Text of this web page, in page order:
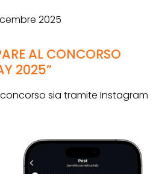
2025
AL CONCORSO
2025”
sia tramite Instagram